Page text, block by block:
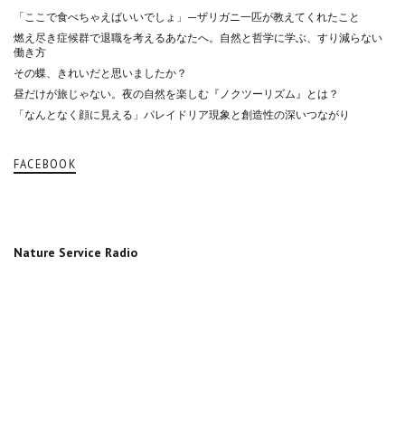
「ここで食べちゃえばいいでしょ」—ザリガニ一匹が教えてくれたこと
燃え尽き症候群で退職を考えるあなたへ。自然と哲学に学ぶ、すり減らない
働き方
その蝶、きれいだと思いましたか？
昼だけが旅じゃない。夜の自然を楽しむ『ノクツーリズム』とは？
「なんとなく顔に見える」パレイドリア現象と創造性の深いつながり
FACEBOOK
Nature Service Radio